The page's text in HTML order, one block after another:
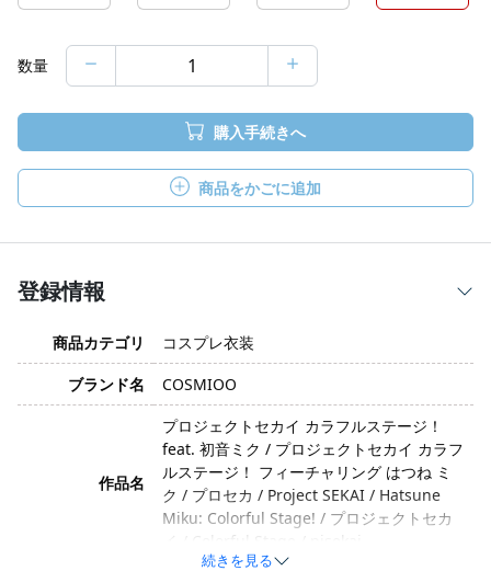
数量
購入手続きへ
商品をかごに追加
登録情報
商品カテゴリ
コスプレ衣装
ブランド名
COSMIOO
作品名
プロジェクトセカイ カラフルステージ！
feat. 初音ミク / プロジェクトセカイ カラフ
ルステージ！ フィーチャリング はつね ミ
ク / プロセカ / Project SEKAI / Hatsune
Miku: Colorful Stage! / プロジェクトセカ
イ / Colorful Stage / pjsekai
続きを見る